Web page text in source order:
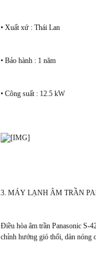
• Xuất xứ : Thái Lan
• Bảo hành : 1 năm
• Công suất : 12.5 kW
3. MÁY LẠNH ÂM TRẦN
Điều hòa âm trần Panasonic S-
chỉnh hướng gió thổi, dàn nóng